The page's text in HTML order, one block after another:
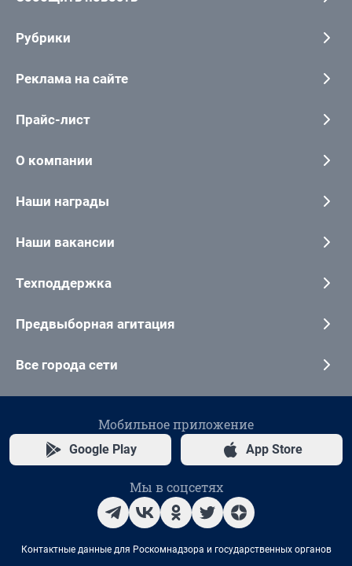
Рубрики
Реклама на сайте
Прайс-лист
О компании
Наши награды
Наши вакансии
Техподдержка
Предвыборная агитация
Все города сети
Мобильное приложение
Google Play App Store
Мы в соцсетях
Контактные данные для Роскомнадзора и государственных органов